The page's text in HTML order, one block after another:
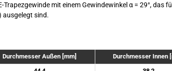
Trapezgewinde mit einem Gewindewinkel α = 29°, das
ausgelegt sind.
Durchmesser Außen [mm] Durchmesser Innen